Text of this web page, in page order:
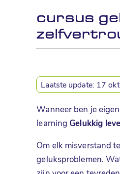
cursus
Laatste update: 17
Wanneer ben je
learning Gelukkig
Om elk misverstand
geluksproblemen.